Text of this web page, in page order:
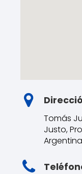
Tomás
Justo,
Argentina